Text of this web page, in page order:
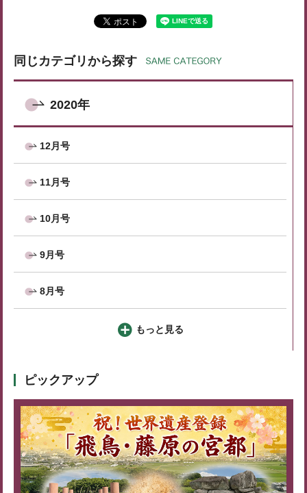
同じカテゴリから探す
2020年
12月号
11月号
10月号
9月号
8月号
もっと見る
ピックアップ